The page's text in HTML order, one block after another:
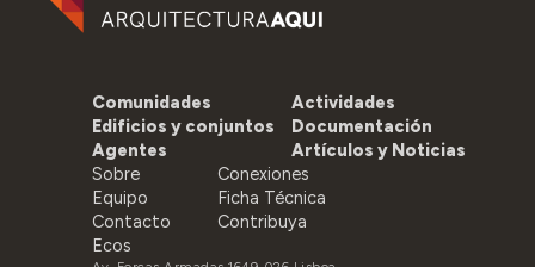
Comunidades
Edificios y conjuntos
Agentes
Actividades
Documentación
Artículos y Noticias
Sobre
Equipo
Contacto
Ecos
Conexiones
Ficha Técnica
Contribuya